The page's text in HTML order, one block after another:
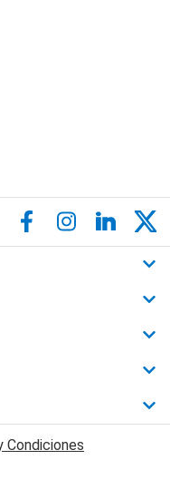
Condiciones